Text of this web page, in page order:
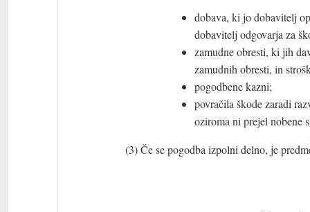
dobava, ki jo dobavitelj
dobavitelj odgovarja za
zamudne obresti, ki jih
zamudnih obresti, in
pogodbene kazni;
povračila škode zaradi
oziroma ni prejel nobene
(3) Če se pogodba izpolni delno, je